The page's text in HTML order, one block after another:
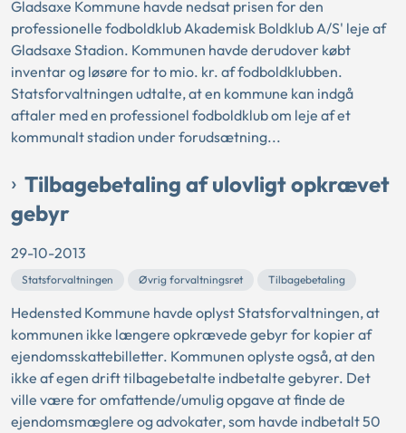
Gladsaxe Kommune havde nedsat prisen for den
professionelle fodboldklub Akademisk Boldklub A/S' leje af
Gladsaxe Stadion. Kommunen havde derudover købt
inventar og løsøre for to mio. kr. af fodboldklubben.
Statsforvaltningen udtalte, at en kommune kan indgå
aftaler med en professionel fodboldklub om leje af et
kommunalt stadion under forudsætning...
Tilbagebetaling af ulovligt opkrævet
gebyr
29-10-2013
Statsforvaltningen Øvrig forvaltningsret Tilbagebetaling
Hedensted Kommune havde oplyst Statsforvaltningen, at
kommunen ikke længere opkrævede gebyr for kopier af
ejendomsskattebilletter. Kommunen oplyste også, at den
ikke af egen drift tilbagebetalte indbetalte gebyrer. Det
ville være for omfattende/umulig opgave at finde de
ejendomsmæglere og advokater, som havde indbetalt 50